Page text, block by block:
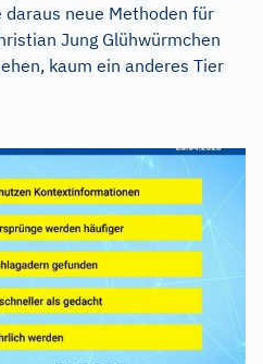
neue Methoden für
Jung Glühwürmchen
kaum ein anderes Tier